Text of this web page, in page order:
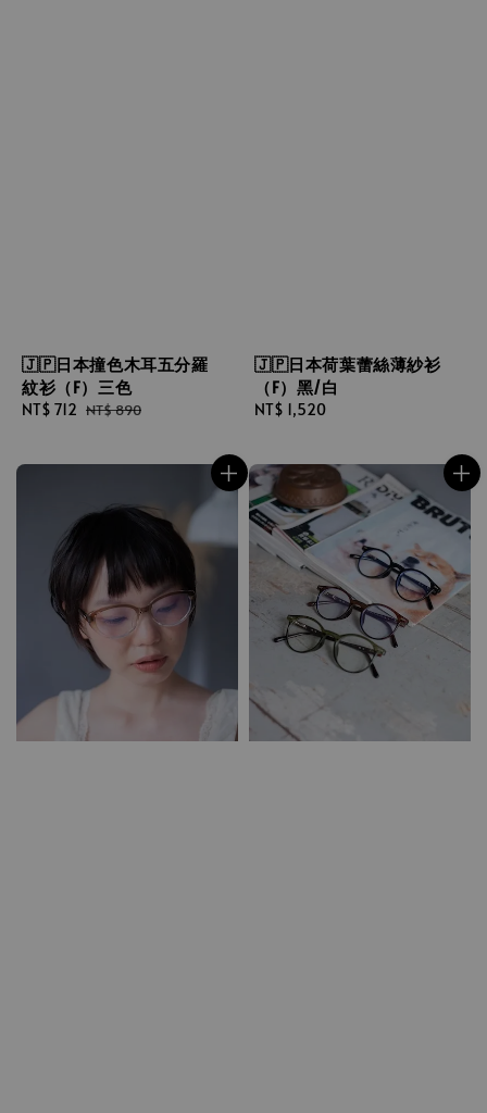
🇯🇵日本撞色木耳五分羅
紋衫（F）三色
Sale
NT$ 712 Regular
NT$ 890
🇯🇵日本荷葉蕾絲薄紗衫
（F）黑/白
Regular
NT$ 1,520